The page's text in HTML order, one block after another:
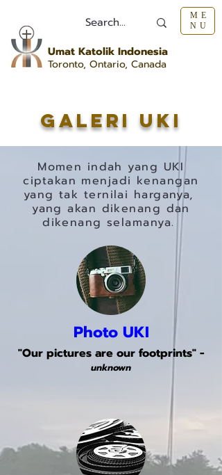
ME
NU
Umat Katolik Indonesia
Toronto, Ontario, Canada
Galeri uki
Momen indah yang UKI
ciptakan menjadi kenangan
yang tak ternilai harganya,
yang akan dikenang dan
dikenang selamanya.
Photo UKI
"Our pictures are our footprints" -
unknown